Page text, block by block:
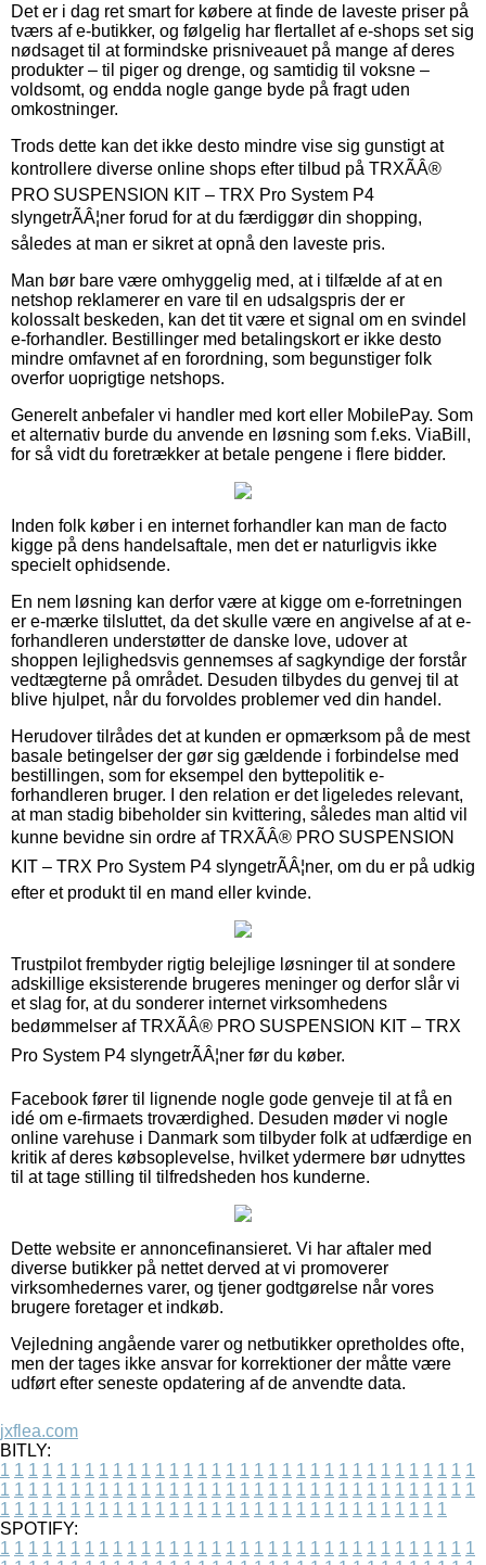
Det er i dag ret smart for købere at finde de laveste priser på
tværs af e-butikker, og følgelig har flertallet af e-shops set sig
nødsaget til at formindske prisniveauet på mange af deres
produkter – til piger og drenge, og samtidig til voksne –
voldsomt, og endda nogle gange byde på fragt uden
omkostninger.
Trods dette kan det ikke desto mindre vise sig gunstigt at
kontrollere diverse online shops efter tilbud på TRXÃÂ®
PRO SUSPENSION KIT – TRX Pro System P4
slyngetrÃÂ¦ner forud for at du færdiggør din shopping,
således at man er sikret at opnå den laveste pris.
Man bør bare være omhyggelig med, at i tilfælde af at en
netshop reklamerer en vare til en udsalgspris der er
kolossalt beskeden, kan det tit være et signal om en svindel
e-forhandler. Bestillinger med betalingskort er ikke desto
mindre omfavnet af en forordning, som begunstiger folk
overfor uoprigtige netshops.
Generelt anbefaler vi handler med kort eller MobilePay. Som
et alternativ burde du anvende en løsning som f.eks. ViaBill,
for så vidt du foretrækker at betale pengene i flere bidder.
Inden folk køber i en internet forhandler kan man de facto
kigge på dens handelsaftale, men det er naturligvis ikke
specielt ophidsende.
En nem løsning kan derfor være at kigge om e-forretningen
er e-mærke tilsluttet, da det skulle være en angivelse af at e-
forhandleren understøtter de danske love, udover at
shoppen lejlighedsvis gennemses af sagkyndige der forstår
vedtægterne på området. Desuden tilbydes du genvej til at
blive hjulpet, når du forvoldes problemer ved din handel.
Herudover tilrådes det at kunden er opmærksom på de mest
basale betingelser der gør sig gældende i forbindelse med
bestillingen, som for eksempel den byttepolitik e-
forhandleren bruger. I den relation er det ligeledes relevant,
at man stadig bibeholder sin kvittering, således man altid vil
kunne bevidne sin ordre af TRXÃÂ® PRO SUSPENSION
KIT – TRX Pro System P4 slyngetrÃÂ¦ner, om du er på udkig
efter et produkt til en mand eller kvinde.
Trustpilot frembyder rigtig belejlige løsninger til at sondere
adskillige eksisterende brugeres meninger og derfor slår vi
et slag for, at du sonderer internet virksomhedens
bedømmelser af TRXÃÂ® PRO SUSPENSION KIT – TRX
Pro System P4 slyngetrÃÂ¦ner før du køber.
Facebook fører til lignende nogle gode genveje til at få en
idé om e-firmaets troværdighed. Desuden møder vi nogle
online varehuse i Danmark som tilbyder folk at udfærdige en
kritik af deres købsoplevelse, hvilket ydermere bør udnyttes
til at tage stilling til tilfredsheden hos kunderne.
Dette website er annoncefinansieret. Vi har aftaler med
diverse butikker på nettet derved at vi promoverer
virksomhedernes varer, og tjener godtgørelse når vores
brugere foretager et indkøb.
Vejledning angående varer og netbutikker opretholdes ofte,
men der tages ikke ansvar for korrektioner der måtte være
udført efter seneste opdatering af de anvendte data.
jxflea.com
BITLY:
1 1 1 1 1 1 1 1 1 1 1 1 1 1 1 1 1 1 1 1 1 1 1 1 1 1 1 1 1 1 1 1 1 1
1 1 1 1 1 1 1 1 1 1 1 1 1 1 1 1 1 1 1 1 1 1 1 1 1 1 1 1 1 1 1 1 1 1
1 1 1 1 1 1 1 1 1 1 1 1 1 1 1 1 1 1 1 1 1 1 1 1 1 1 1 1 1 1 1 1
SPOTIFY:
1 1 1 1 1 1 1 1 1 1 1 1 1 1 1 1 1 1 1 1 1 1 1 1 1 1 1 1 1 1 1 1 1 1